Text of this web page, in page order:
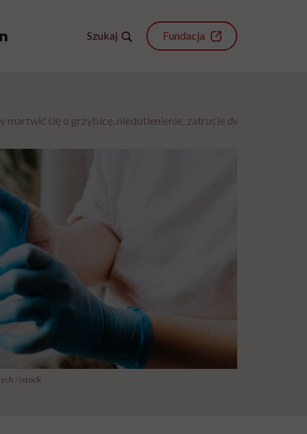
Szukaj Fundacja
martwić się o grzybicę, niedotlenienie, zatrucie dwutlenkiem
/ istock